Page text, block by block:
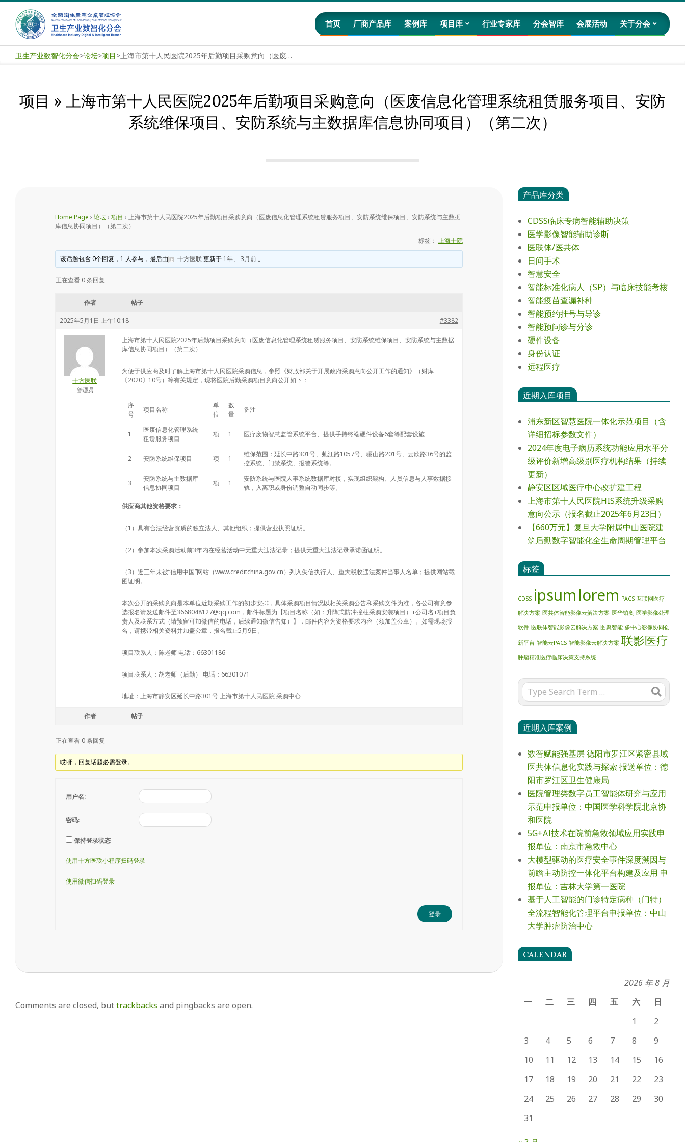
content卫
产
首页 厂商产品库 案例库 项目库 行业专家库 分会智库 会展活动 关于分会
卫生产业数智化分会>论坛>项目> 上海市第十人民医院2025年后勤项目采购意向（医废信息化管理系统租赁服务项目、安防系统维保项目、安防系统与主数据库信息协同项目）（第二次）
项目 » 上海市第十人民医院2025年后勤项目采购意向（医废信息化管理系统租赁服务项目、安防
系统维保项目、安防系统与主数据库信息协同项目）（第二次）
Home Page › 论坛› 项目 › 上海市第十人民医院2025年后勤项目采购意向（医废信息化管理系统租赁服务项目、安防系统维保项目、安防系统与主数据
库信息协同项目）（第二次）
标签： 上海十院
该话题包含 0个回复，1 人参与，最后由 十方医联更新于 1年、 3月前。
正在查看 0 条回复
作者 帖子
2025年5月1日 上午10:18 #3382
十方医联
管理员
上海市第十人民医院2025年后勤项目采购意向（医废信息化管理系统租赁服务项目、安防系统维保项目、安防系统与主数据
库信息协同项目）（第二次）
为便于供应商及时了解上海市第十人民医院采购信息，参照《财政部关于开展政府采购意向公开工作的通知》（财库
〔2020〕10号）等有关规定，现将医院后勤采购项目意向公开如下：
序
号
项目名称
单
位
数
量
备注
1
医废信息化管理系统
租赁服务项目
项 1 医疗废物智慧监管系统平台、提供手持终端硬件设备6套等配套设施
2 安防系统维保项目 项 1
维保范围：延长中路301号、虬江路1057号、骊山路201号、云欣路36号的监
控系统、门禁系统、报警系统等。
3
安防系统与主数据库
信息协同项目
项 1
安防系统与医院人事系统数据库对接，实现组织架构、人员信息与人事数据接
轨，入离职或身份调整自动同步等。
供应商其他资格要求：
（1）具有合法经营资质的独立法人、其他组织；提供营业执照证明。
（2）参加本次采购活动前3年内在经营活动中无重大违法记录；提供无重大违法记录承诺函证明。
（3）近三年未被“信用中国”网站（www.creditchina.gov.cn）列入失信执行人、重大税收违法案件当事人名单；提供网站截
图证明。
本次公开的采购意向是本单位近期采购工作的初步安排，具体采购项目情况以相关采购公告和采购文件为准，各公司有意参
选报名请发送邮件至3668048127@qq.com，邮件标题为【项目名称（如：升降式防冲撞柱采购安装项目）+公司名+项目负
责人及联系方式（请预留可加微信的电话，后续通知微信告知）】，邮件内容为资格要求内容（须加盖公章）。如需现场报
名，请携带相关资料并加盖公章，报名截止5月9日。
项目联系人：陈老师 电话：66301186
项目联系人：胡老师（后勤） 电话：66301071
地址：上海市静安区延长中路301号 上海市第十人民医院采购中心
作者 帖子
正在查看 0 条回复
哎呀，回复话题必需登录。
用户名:
密码:
保持登录状态
使用十方医联小程序扫码登录
使用微信扫码登录
登录
Comments are closed, buttrackbacks and pingbacks are open.
产品库分类
CDSS临床专病智能辅助决策
医学影像智能辅助诊断
医联体/医共体
日间手术
智慧安全
智能标准化病人（SP）与临床技能考核
智能疫苗查漏补种
智能预约挂号与导诊
智能预问诊与分诊
硬件设备
身份认证
远程医疗
近期入库项目
浦东新区智慧医院一体化示范项目（含
详细招标参数文件）
2024年度电⼦病历系统功能应⽤⽔平分
级评价新增⾼级别医疗机构结果（持续
更新）
静安区区域医疗中心改扩建工程
上海市第十人民医院HIS系统升级采购
意向公示（报名截止2025年6月23日）
【660万元】复旦大学附属中山医院建
筑后勤数字智能化全生命周期管理平台
标签
CDSS ipsum lorem PACS 互联网医疗
解决方案 医共体智能影像云解决方案 医华铂奥 医学影像处理
软件 医联体智能影像云解决方案 图聚智能 多中心影像协同创
新平台 智能云PACS 智能影像云解决方案 联影医疗
肿瘤精准医疗临床决策支持系统
Search
近期入库案例
数智赋能强基层 德阳市罗江区紧密县域
医共体信息化实践与探索 报送单位：德
阳市罗江区卫生健康局
医院管理类数字员工智能体研究与应用
示范申报单位：中国医学科学院北京协
和医院
5G+AI技术在院前急救领域应用实践申
报单位：南京市急救中心
大模型驱动的医疗安全事件深度溯因与
前瞻主动防控一体化平台构建及应用 申
报单位：吉林大学第一医院
基于人工智能的门诊特定病种（门特）
全流程智能化管理平台申报单位：中山
大学肿瘤防治中心
CALENDAR
2026 年 8 月
一
二 三 四 五 六
日
1
2
3
4 5 6 7 8
9
10
11 12 13 14 15
16
17
18 19 20 21 22
23
24
25 26 27 28 29
30
31